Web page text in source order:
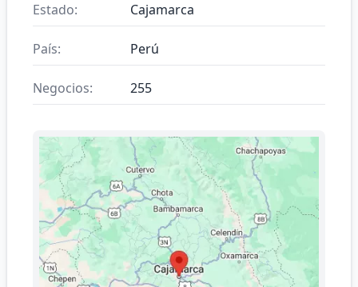
Estado: Cajamarca
País: Perú
Negocios: 255